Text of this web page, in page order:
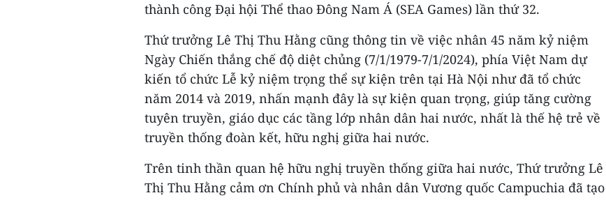
thành công Đại hội Thể thao Đông Nam Á (SEA Games) lần thứ 32.
Thứ trưởng Lê Thị Thu Hằng cũng thông tin về việc nhân 45 năm kỷ niệm
Ngày Chiến thắng chế độ diệt chủng (7/1/1979-7/1/2024), phía Việt Nam dự
kiến tổ chức Lễ kỷ niệm trọng thể sự kiện trên tại Hà Nội như đã tổ chức
năm 2014 và 2019, nhấn mạnh đây là sự kiện quan trọng, giúp tăng cường
tuyên truyền, giáo dục các tầng lớp nhân dân hai nước, nhất là thế hệ trẻ về
truyền thống đoàn kết, hữu nghị giữa hai nước.
Trên tinh thần quan hệ hữu nghị truyền thống giữa hai nước, Thứ trưởng Lê
Thị Thu Hằng cảm ơn Chính phủ và nhân dân Vương quốc Campuchia đã tạo